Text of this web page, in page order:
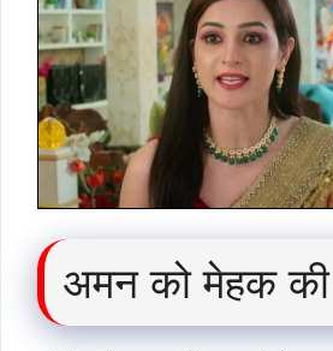
अमन को मेहक की